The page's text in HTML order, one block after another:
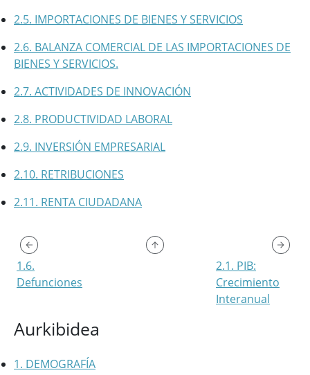
Aurkibidea
1. DEMOGRAFÍA
2.5. IMPORTACIONES DE BIENES Y SERVICIOS
2.6. BALANZA COMERCIAL DE LAS IMPORTACIONES DE
BIENES Y SERVICIOS.
2.7. ACTIVIDADES DE INNOVACIÓN
2.8. PRODUCTIVIDAD LABORAL
2.9. INVERSIÓN EMPRESARIAL
2.10. RETRIBUCIONES
2.11. RENTA CIUDADANA
1.6.
Defunciones
2.1. PIB:
Crecimiento
Interanual